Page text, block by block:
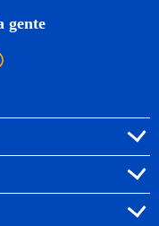
gente